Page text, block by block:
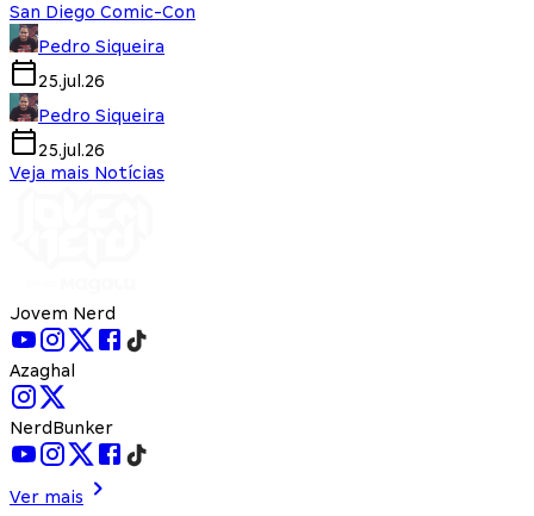
San Diego Comic-Con
Pedro Siqueira
25.jul.26
Pedro Siqueira
25.jul.26
Veja mais Notícias
Jovem Nerd
Azaghal
NerdBunker
Ver mais